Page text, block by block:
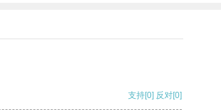
支持[0] 反对[0]